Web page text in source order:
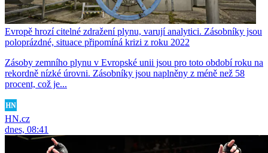
Evropě hrozí citelné zdražení plynu, varují analytici. Zásobníky jsou
poloprázdné, situace připomíná krizi z roku 2022
Zásoby zemního plynu v Evropské unii jsou pro toto období roku na
rekordně nízké úrovni. Zásobníky jsou naplněny z méně než 58
procent, což je...
HN.cz
dnes, 08:41